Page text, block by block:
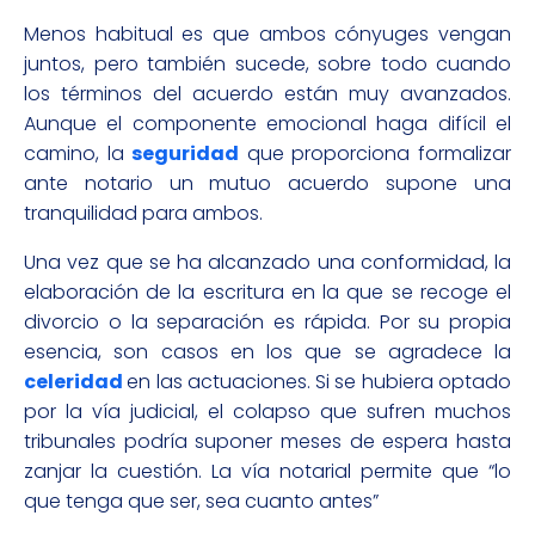
Menos habitual es que ambos cónyuges vengan
juntos, pero también sucede, sobre todo cuando
los términos del acuerdo están muy avanzados.
Aunque el componente emocional haga difícil el
camino, laseguridad que proporciona formalizar
ante notario un mutuo acuerdo supone una
tranquilidad para ambos.
Una vez que se ha alcanzado una conformidad, la
elaboración de la escritura en la que se recoge el
divorcio o la separación es rápida. Por su propia
esencia, son casos en los que se agradece la
celeridaden las actuaciones. Si se hubiera optado
por la vía judicial, el colapso que sufren muchos
tribunales podría suponer meses de espera hasta
zanjar la cuestión. La vía notarial permite que “lo
que tenga que ser, sea cuanto antes”